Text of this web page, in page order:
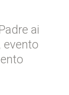
ai
evento